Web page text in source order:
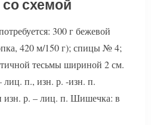
схемой
300 г бежевой
420 м/150 г); спицы № 4;
тесьмы шириной 2 см.
лиц. п., изн. р. -изн. п.
изн. р. – лиц. п. Шишечка: в